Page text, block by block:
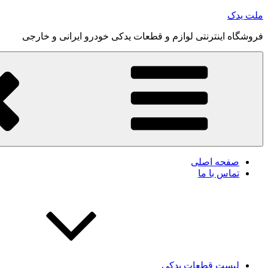
رفتن
محتوا
ملت یدک
فروشگاه اینترنتی لوازم و قطعات یدکی خودرو ایرانی و خارجی
صفحه اصلی
تماس با ما
لیست قطعات یدکی